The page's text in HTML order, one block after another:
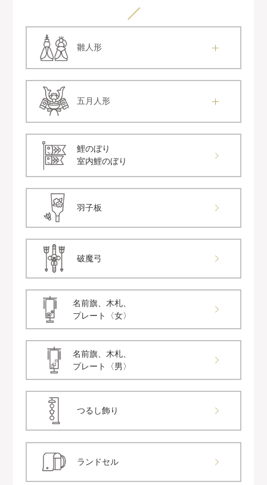
雛人形
五月人形
鯉のぼり
室内鯉のぼり
羽子板
破魔弓
名前旗、木札、
プレート〈女〉
名前旗、木札、
プレート〈男〉
つるし飾り
ランドセル